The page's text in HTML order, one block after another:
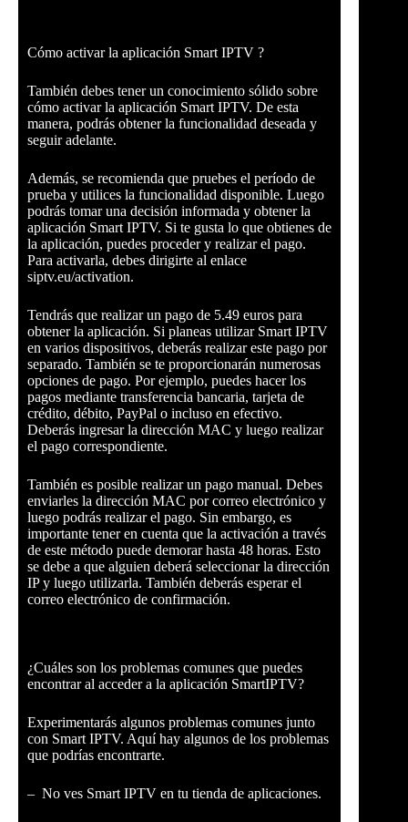
Cómo activar la aplicación Smart IPTV ?
También debes tener un conocimiento sólido sobre
cómo activar la aplicación Smart IPTV. De esta
manera, podrás obtener la funcionalidad deseada y
seguir adelante.
Además, se recomienda que pruebes el período de
prueba y utilices la funcionalidad disponible. Luego
podrás tomar una decisión informada y obtener la
aplicación Smart IPTV. Si te gusta lo que obtienes de
la aplicación, puedes proceder y realizar el pago.
Para activarla, debes dirigirte al enlace
siptv.eu/activation.
Tendrás que realizar un pago de 5.49 euros para
obtener la aplicación. Si planeas utilizar Smart IPTV
en varios dispositivos, deberás realizar este pago por
separado. También se te proporcionarán numerosas
opciones de pago. Por ejemplo, puedes hacer los
pagos mediante transferencia bancaria, tarjeta de
crédito, débito, PayPal o incluso en efectivo.
Deberás ingresar la dirección MAC y luego realizar
el pago correspondiente.
También es posible realizar un pago manual. Debes
enviarles la dirección MAC por correo electrónico y
luego podrás realizar el pago. Sin embargo, es
importante tener en cuenta que la activación a través
de este método puede demorar hasta 48 horas. Esto
se debe a que alguien deberá seleccionar la dirección
IP y luego utilizarla. También deberás esperar el
correo electrónico de confirmación.
¿Cuáles son los problemas comunes que puedes
encontrar al acceder a la aplicación SmartIPTV?
Experimentarás algunos problemas comunes junto
con Smart IPTV. Aquí hay algunos de los problemas
que podrías encontrarte.
– No ves Smart IPTV en tu tienda de aplicaciones.